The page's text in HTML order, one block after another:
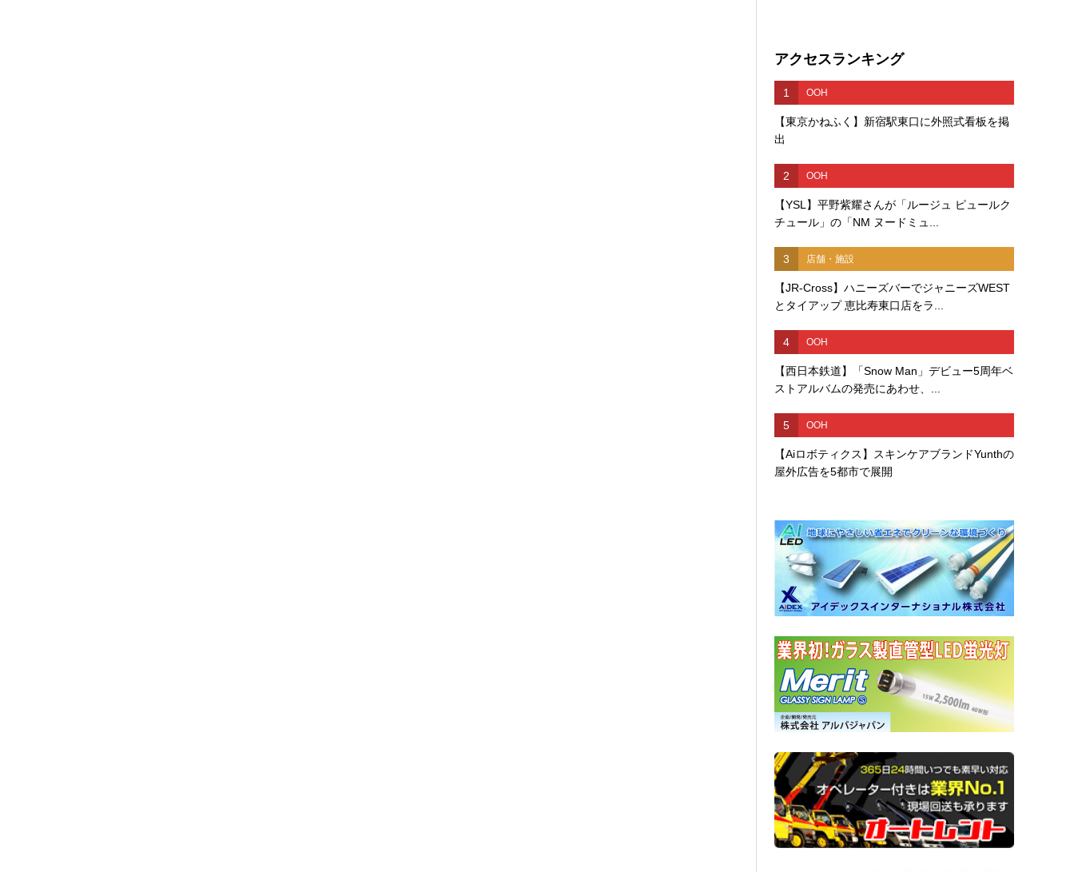
アクセスランキング
1 OOH
【東京かねふく】新宿駅東口に外照式看板を掲
出
2 OOH
【YSL】平野紫耀さんが「ルージュ ピュールク
チュール」の「NM ヌードミュ...
3 店舗・施設
【JR-Cross】ハニーズバーでジャニーズWEST
とタイアップ 恵比寿東口店をラ...
4 OOH
【西日本鉄道】「Snow Man」デビュー5周年ベ
ストアルバムの発売にあわせ、...
5 OOH
【Aiロボティクス】スキンケアブランドYunthの
屋外広告を5都市で展開